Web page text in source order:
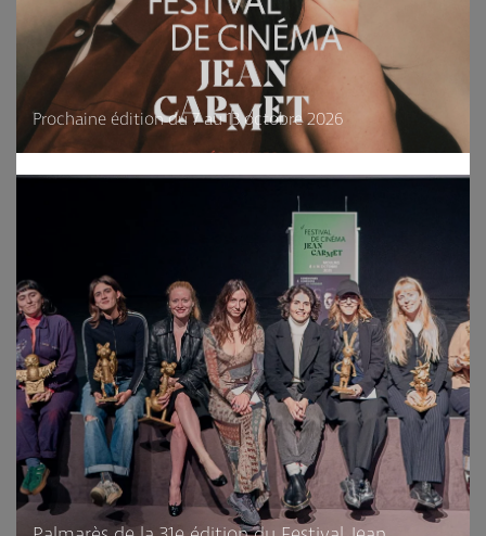
Prochaine édition du 7 au 13 octobre 2026